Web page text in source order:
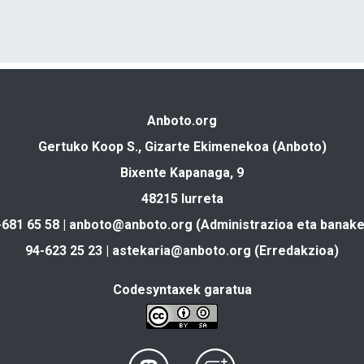
Anboto.org
Gertuko Koop S., Gizarte Ekimenekoa (Anboto)
Bixente Kapanaga, 9
48215 Iurreta
65 58 | anboto@anboto.org (Administrazioa eta
94-623 25 23 | astekaria@anboto.org (Erredakzioa)
Codesyntaxek garatua